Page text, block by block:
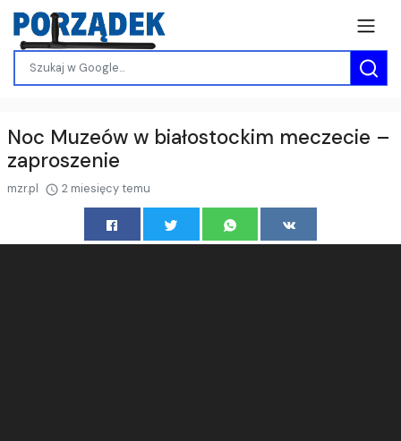
Noc Muzeów w białostockim meczecie –
zaproszenie
mzr.pl 2 miesięcy temu